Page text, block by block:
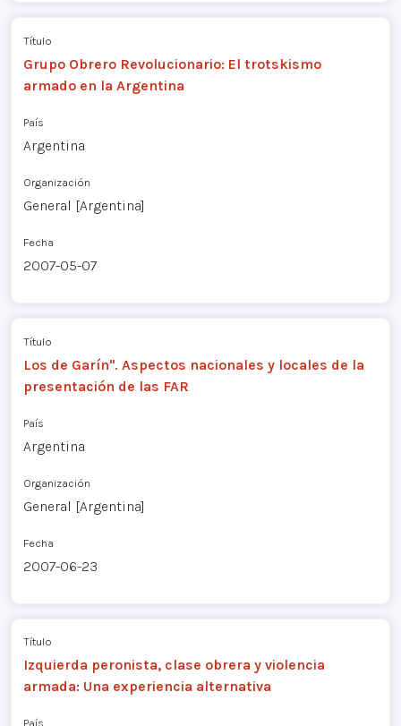
Título
Grupo Obrero Revolucionario: El trotskismo
armado en la Argentina
País
Argentina
Organización
General [Argentina]
Fecha
2007-05-07
Título
Los de Garín". Aspectos nacionales y locales de la
presentación de las FAR
País
Argentina
Organización
General [Argentina]
Fecha
2007-06-23
Título
Izquierda peronista, clase obrera y violencia
armada: Una experiencia alternativa
País